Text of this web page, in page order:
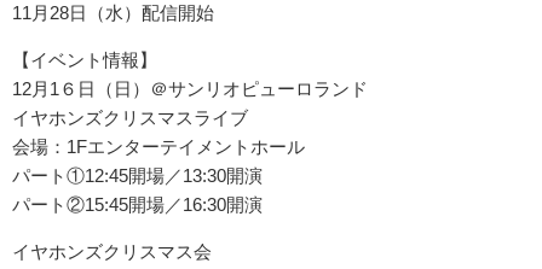
11月28日（水）配信開始
【イベント情報】
12月1６日（日）＠サンリオピューロランド
イヤホンズクリスマスライブ
会場：1Fエンターテイメントホール
パート①12:45開場／13:30開演
パート②15:45開場／16:30開演
イヤホンズクリスマス会